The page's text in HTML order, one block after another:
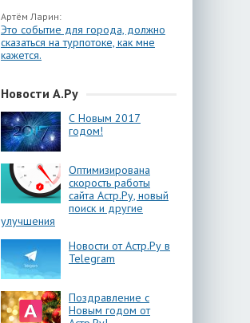
Артём Ларин:
Это событие для города, должно
сказаться на турпотоке, как мне
кажется.
Новости А.Ру
С Новым 2017
годом!
Оптимизирована
скорость работы
сайта Астр.Ру, новый
поиск и другие
улучшения
Новости от Астр.Ру в
Telegram
Поздравление с
Новым годом от